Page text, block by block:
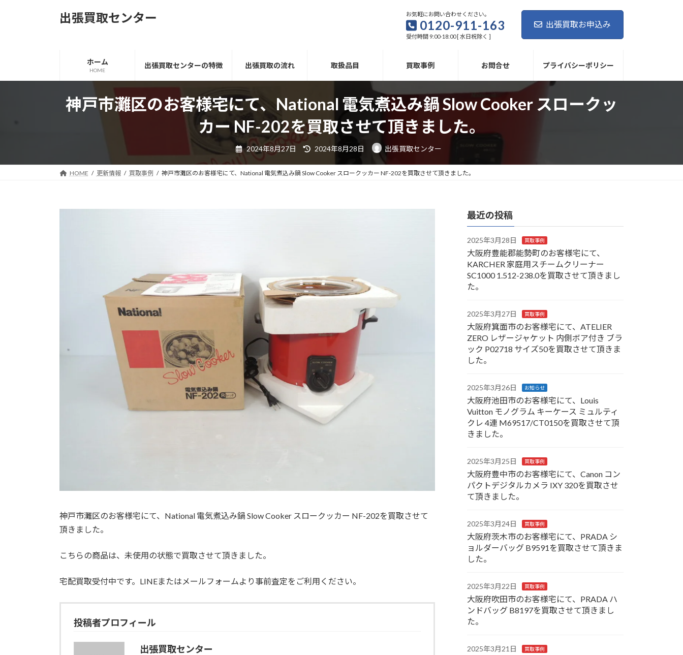
ス
ン
出張買取センター お気軽にお問い合わせください。
0120-911-163
受付時間 9:00-18:00 [ 水日祝除く ]
出張買取お申込み
ホーム
HOME
出張買取センターの特徴 出張買取の流れ 取扱品目 買取事例 お問合せ プライバシーポリシー
神戸市灘区のお客様宅にて、National 電気煮込み鍋 Slow Cooker スロークッ
カー NF-202を買取させて頂きました。
2024年8月27日
最
終
新
日
2024年8月28日 出張買取センター
HOME 更新情報 買取事例 神戸市灘区のお客様宅にて、National 電気煮込み鍋 Slow Cooker スロークッカー NF-202を買取させて頂きました。
神戸市灘区のお客様宅にて、National 電気煮込み鍋 Slow Cooker スロークッカー NF-202を買取させて
頂きました。
こちらの商品は、未使用の状態で買取させて頂きました。
宅配買取受付中です。LINEまたはメールフォームより事前査定をご利用ください。
投稿者プロフィール
出張買取センター
最近の投稿
2025年3月28日 買取事例
大阪府豊能郡能勢町のお客様宅にて、
KARCHER 家庭用スチームクリーナー
SC1000 1.512-238.0を買取させて頂きまし
た。
2025年3月27日 買取事例
大阪府箕面市のお客様宅にて、ATELIER
ZERO レザージャケット 内側ボア付き ブラ
ック P02718 サイズ50を買取させて頂きま
した。
2025年3月26日 お知らせ
大阪府池田市のお客様宅にて、Louis
Vuitton モノグラム キーケース ミュルティ
クレ 4連 M69517/CT0150を買取させて頂
きました。
2025年3月25日 買取事例
大阪府豊中市のお客様宅にて、Canon コン
パクトデジタルカメラ IXY 320を買取させ
て頂きました。
2025年3月24日 買取事例
大阪府茨木市のお客様宅にて、PRADA シ
ョルダーバッグ B9591を買取させて頂きま
した。
2025年3月22日 買取事例
大阪府吹田市のお客様宅にて、PRADA ハ
ンドバッグ B8197を買取させて頂きまし
た。
2025年3月21日 買取事例